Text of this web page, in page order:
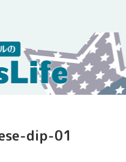
dip-01